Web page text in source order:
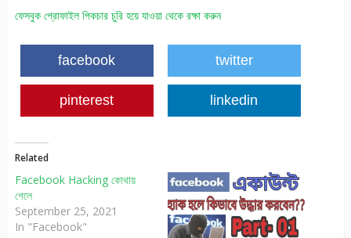
ফেসবুক প্রোফাইল পিকচার চুরি হয়ে যাওয়া থেকে রক্ষা করুন
facebook twitter
pinterest linkedin
Related
Facebook Hacking কোথায়
গেলে
September 25, 2021
In "Facebook"